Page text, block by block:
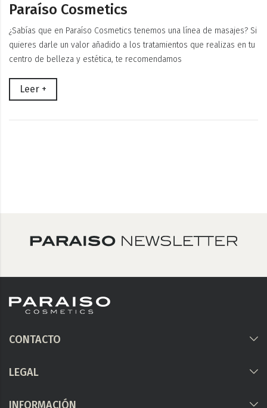
Paraíso Cosmetics
¿Sabías que en Paraíso Cosmetics tenemos una línea de masajes? Si
quieres darle un valor añadido a los tratamientos que realizas en tu
centro de belleza y estética, te recomendamos
Leer +
CONTACTO
LEGAL
INFORMACIÓN